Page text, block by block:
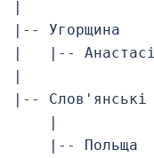
|
|-- Угорщина
|   |--
|
|-- Слов'янські
    |
    |-- Польща